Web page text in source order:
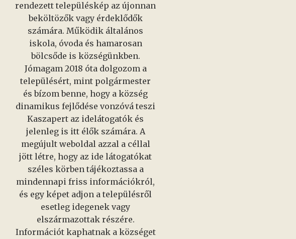
rendezett településkép az újonnan
beköltözők vagy érdeklődők
számára. Működik általános
iskola, óvoda és hamarosan
bölcsőde is községünkben.
Jómagam 2018 óta dolgozom a
településért, mint polgármester
és bízom benne, hogy a község
dinamikus fejlődése vonzóvá teszi
Kaszapert az idelátogatók és
jelenleg is itt élők számára. A
megújult weboldal azzal a céllal
jött létre, hogy az ide látogatókat
széles körben tájékoztassa a
mindennapi friss információkról,
és egy képet adjon a településről
esetleg idegenek vagy
elszármazottak részére.
Információt kaphatnak a községet